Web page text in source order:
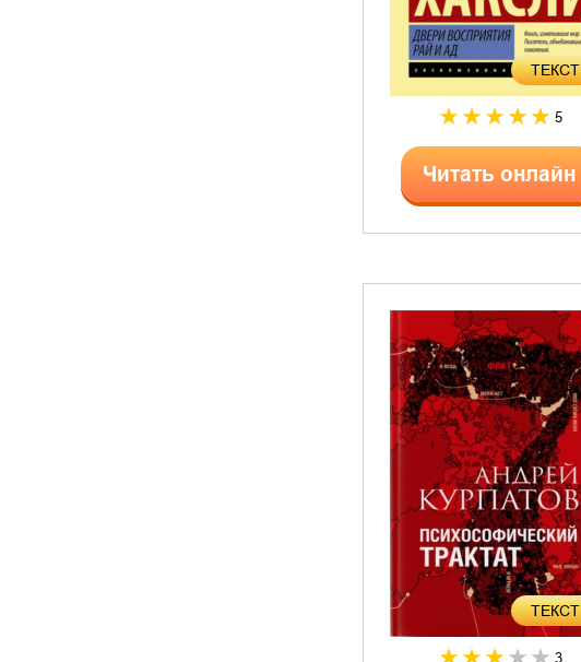
ТЕКСТ
5
Читать онлайн
ТЕКСТ
3